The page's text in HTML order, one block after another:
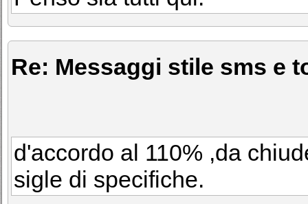
Re: Messaggi stile sms e
d'accordo al 110% ,da
sigle di specifiche.